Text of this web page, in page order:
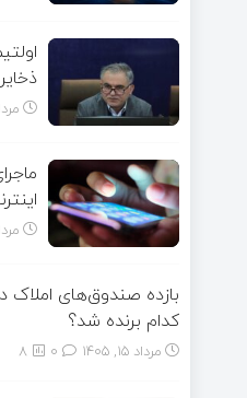
مرداد
مرداد
بازده صندوق‌های
کدام برنده شد؟
مرداد ۱۵, ۱۴۰۵ 8